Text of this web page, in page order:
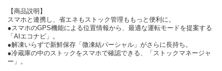
【商品説明】
スマホと連携し、省エネもストック管理ももっと便利に。
●スマホのGPS機能による位置情報から、最適な運転モードを提案する
「AIエコナビ」。
●解凍いらずで新鮮保存「微凍結パーシャル」がさらに長持ち。
●冷蔵庫の中のストックをスマホで確認できる、「ストックマネージャ
ー」。